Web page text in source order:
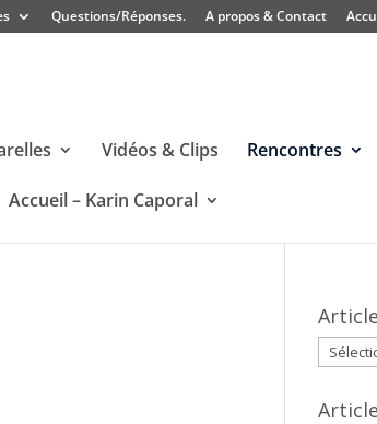
Questions/Réponses. A propos & Contact
Vidéos & Clips Rencontres
Accueil – Karin Caporal
Articles
archivés